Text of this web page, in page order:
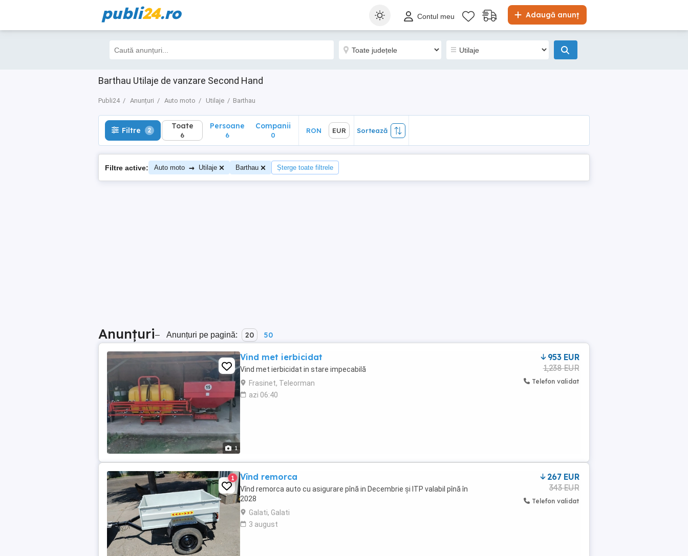
publi24.ro Adaugă anunț
Contul meu
Barthau Utilaje de vanzare Second Hand
Publi24 Anunțuri Auto moto Utilaje Barthau
Filtre 2 Toate
6
Sortează
Filtre 2 Toate
6
Persoane
6
Companii
0
RON EUR Sortează
Filtre active: Auto moto → Utilaje Barthau Șterge toate filtrele
Anunțuri– Anunțuri pe pagină: 20 50
1
Vind met ierbicidat
Vind met ierbicidat in stare impecabilă
Frasinet, Teleorman
azi 06:40
953 EUR
1,238 EUR
Telefon validat
1 Vînd remorca
Vînd remorca auto cu asigurare pînă in Decembrie și ITP valabil pînă în
2028
Galati, Galati
3 august
267 EUR
343 EUR
Telefon validat